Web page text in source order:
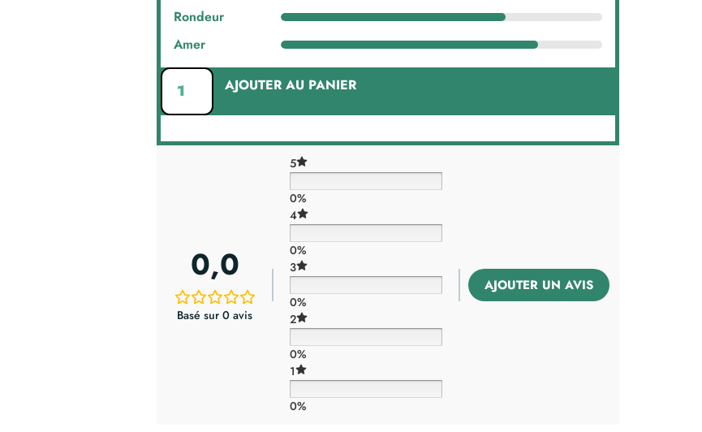
Rondeur
Amer
AJOUTER AU PANIER
0,0
Basé sur 0 avis
5
0%
4
0%
3
0%
2
0%
1
0%
AJOUTER UN AVIS